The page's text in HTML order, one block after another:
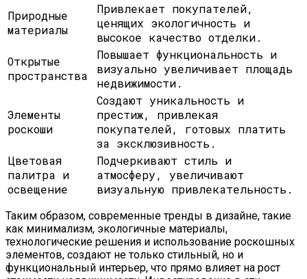
Природные
материалы
Привлекает покупателей,
ценящих экологичность и
высокое качество отделки.
Открытые
пространства
Повышает функциональность и
визуально увеличивает площадь
недвижимости.
Элементы
роскоши
Создают уникальность и
престиж, привлекая
покупателей, готовых платить
за эксклюзивность.
Цветовая
палитра и
освещение
Подчеркивают стиль и
атмосферу, увеличивают
визуальную привлекательность.
Таким образом, современные тренды в дизайне, такие
как минимализм, экологичные материалы,
технологические решения и использование роскошных
элементов, создают не только стильный, но и
функциональный интерьер, что прямо влияет на рост